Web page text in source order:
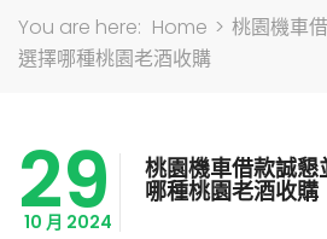
搜
You are here: Home > 桃園機車
選擇哪種桃園老酒收購
29
10 月 2024
桃園機車借款誠
哪種桃園老酒收購